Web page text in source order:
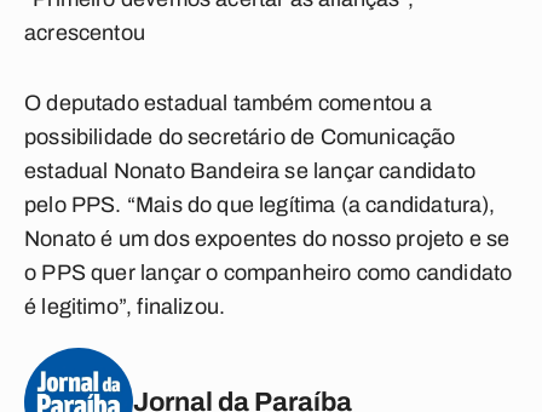
acrescentou
O deputado estadual também comentou a
possibilidade do secretário de Comunicação
estadual Nonato Bandeira se lançar candidato
pelo PPS. “Mais do que legítima (a candidatura),
Nonato é um dos expoentes do nosso projeto e se
o PPS quer lançar o companheiro como candidato
é legitimo”, finalizou.
Jornal da Paraíba